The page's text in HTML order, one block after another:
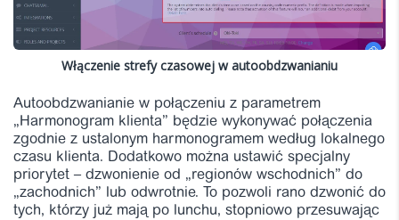
Włączenie strefy czasowej w autoobdzwanianiu
Autoobdzwanianie w połączeniu z parametrem
„Harmonogram klienta” będzie wykonywać połączenia
zgodnie z ustalonym harmonogramem według lokalnego
czasu klienta. Dodatkowo można ustawić specjalny
priorytet – dzwonienie od „regionów wschodnich” do
„zachodnich” lub odwrotnie. To pozwoli rano dzwonić do
tych, którzy już mają po lunchu, stopniowo przesuwając